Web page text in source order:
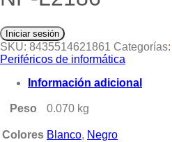
Iniciar sesión
SKU: 8435514621861 Categorías:
Periféricos de informática
Información adicional
Peso 0.070 kg
Colores Blanco, Negro